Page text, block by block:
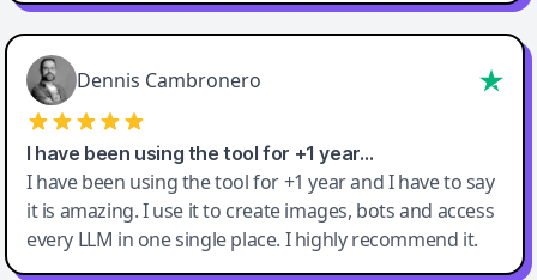
Dennis Cambronero
I have been using the tool for +1 year…
I have been using the tool for +1 year and I have to say
it is amazing. I use it to create images, bots and access
every LLM in one single place. I highly recommend it.